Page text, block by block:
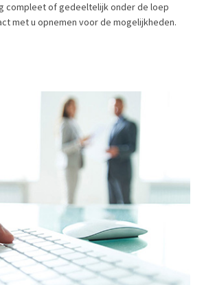
compleet of gedeeltelijk onder de loep
met u opnemen voor de mogelijkheden.